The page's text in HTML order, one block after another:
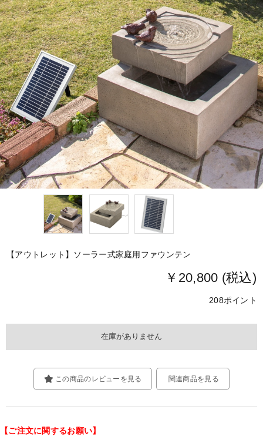
【アウトレット】ソーラー式家庭用ファウンテン
￥20,800 (税込)
208ポイント
関連商品を見る
この商品のレビューを見る
【ご注文に関するお願い】